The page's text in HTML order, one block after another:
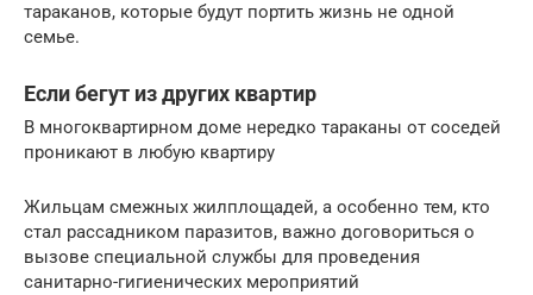
тараканов, которые будут портить жизнь не одной
семье.
Если бегут из других квартир
В многоквартирном доме нередко тараканы от соседей
проникают в любую квартиру
Жильцам смежных жилплощадей, а особенно тем, кто
стал рассадником паразитов, важно договориться о
вызове специальной службы для проведения
санитарно-гигиенических мероприятий